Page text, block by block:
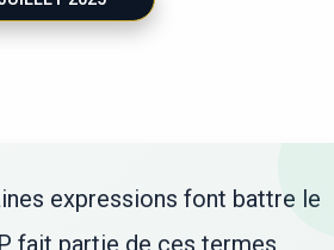
expressions font battre le
fait partie de ces termes